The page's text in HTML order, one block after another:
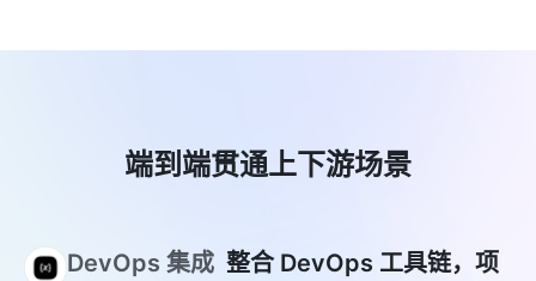
端到端贯通上下游场景
DevOps 集成 整合 DevOps 工具链，项